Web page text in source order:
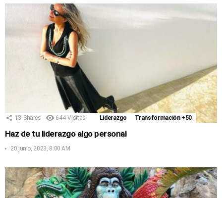
13 Shares 644 Visitas Liderazgo Transformación +50
Haz de tu liderazgo algo personal
20 junio, 2023, 8:00 AM